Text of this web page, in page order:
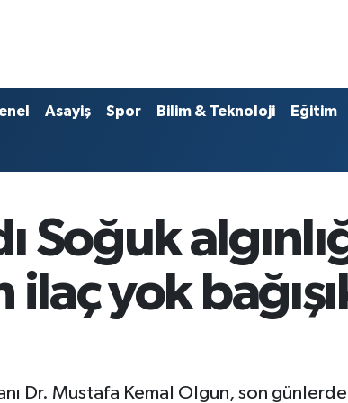
Asayiş Spor Bilim & Teknoloji Eğitim
Soğuk
yok
Dr. Mustafa Kemal Olgun, son